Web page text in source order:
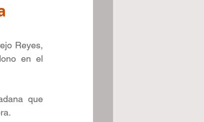
Reyes,
en el
que